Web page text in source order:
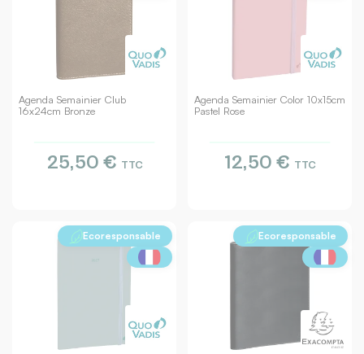
Agenda Semainier Club
16x24cm Bronze
25,50 € TTC
Agenda Semainier Color 10x15cm
Pastel Rose
12,50 € TTC
Ecoresponsable Ecoresponsable